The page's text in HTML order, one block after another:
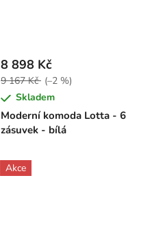
Moderní komoda Lotta - 6
zásuvek - bílá
8 898 Kč
9 167 Kč (–2 %)
Skladem
Akce